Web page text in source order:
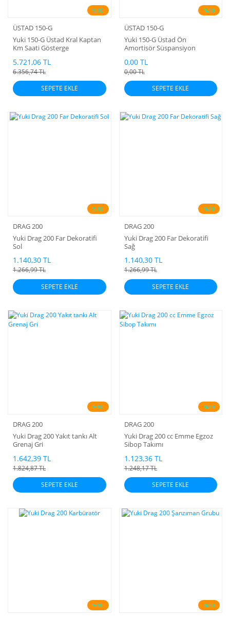
%10
ÜSTAD 150-G
Yuki 150-G Üstad Kral Kaptan
Km Saati Gösterge
5.721,06 TL
6.356,74 TL
SEPETE EKLE
%10
ÜSTAD 150-G
Yuki 150-G Üstad Ön
Amortisör Süspansiyon
0,00 TL
0,00 TL
SEPETE EKLE
%10
DRAG 200
Yuki Drag 200 Far Dekoratifi
Sol
1.140,30 TL
1.266,99 TL
SEPETE EKLE
%10
DRAG 200
Yuki Drag 200 Far Dekoratifi
Sağ
1.140,30 TL
1.266,99 TL
SEPETE EKLE
%10
DRAG 200
Yuki Drag 200 Yakıt tankı Alt
Grenaj Gri
1.642,39 TL
1.824,87 TL
SEPETE EKLE
%10
DRAG 200
Yuki Drag 200 cc Emme Egzoz
Sibop Takımı
1.123,36 TL
1.248,17 TL
SEPETE EKLE
%10 %10